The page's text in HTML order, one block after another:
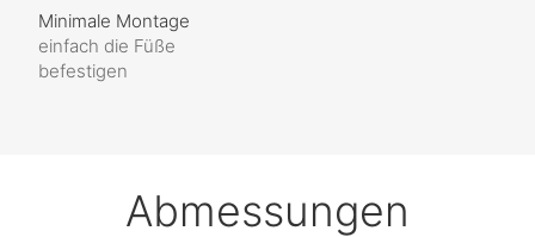
Minimale Montage
einfach die Füße
befestigen
Abmessungen